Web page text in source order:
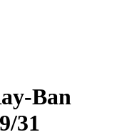
Ban
31